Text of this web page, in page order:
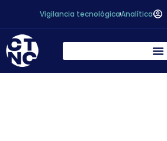
Vigilancia tecnológicaAnalítica